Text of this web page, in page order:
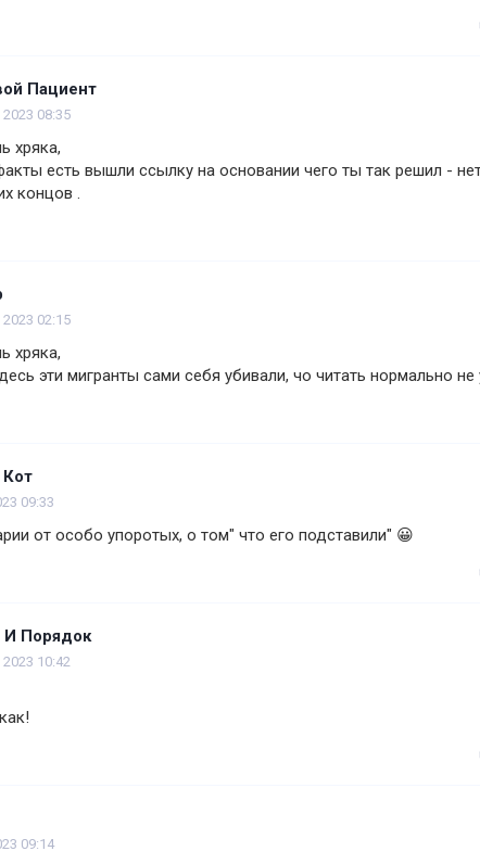
Пациент
08:35
хряка,
есть вышли ссылку на основании чего ты так решил -
концов .
02:15
хряка,
эти мигранты сами себя убивали, чо читать нормально
09:33
от особо упоротых, о том" что его подставили" 😀
И Порядок
10:42
09:14